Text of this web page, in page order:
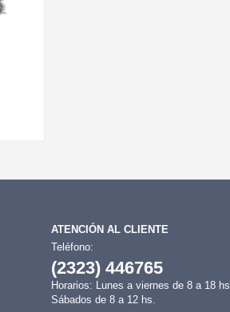
ATENCIÓN AL CLIENTE
Teléfono:
(2323) 446765
Horarios: Lunes a viernes de 8 a 18
Sábados de 8 a 12 hs.